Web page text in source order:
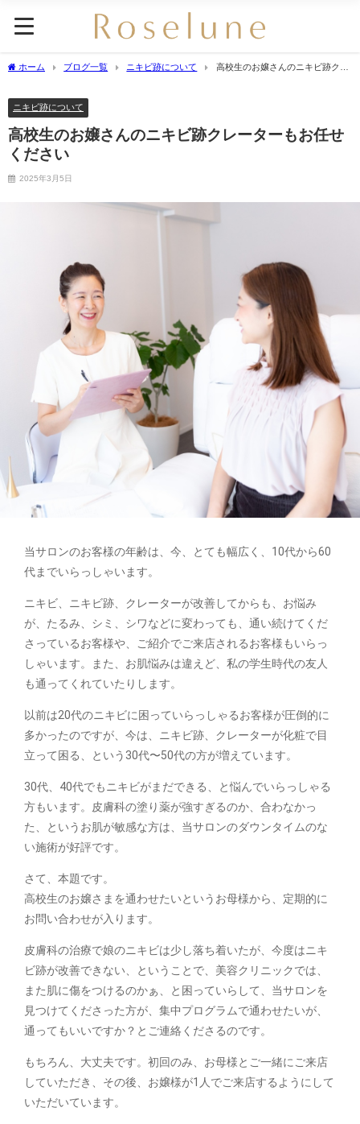
ホーム ブログ一覧 ニキビ跡について
高校生のお嬢さんのニキビ跡クレ
ニキビ跡について
高校生のお嬢さんのニキビ跡クレーターもお任せ
ください
2025年3月5日
当サロンのお客様の年齢は、今、とても幅広く、10代から60
代までいらっしゃいます。
ニキビ、ニキビ跡、クレーターが改善してからも、お悩み
が、たるみ、シミ、シワなどに変わっても、通い続けてくだ
さっているお客様や、ご紹介でご来店されるお客様もいらっ
しゃいます。また、お肌悩みは違えど、私の学生時代の友人
も通ってくれていたりします。
以前は20代のニキビに困っていらっしゃるお客様が圧倒的に
多かったのですが、今は、ニキビ跡、クレーターが化粧で目
立って困る、という30代〜50代の方が増えています。
30代、40代でもニキビがまだできる、と悩んでいらっしゃる
方もいます。皮膚科の塗り薬が強すぎるのか、合わなかっ
た、というお肌が敏感な方は、当サロンのダウンタイムのな
い施術が好評です。
さて、本題です。
高校生のお嬢さまを通わせたいというお母様から、定期的に
お問い合わせが入ります。
皮膚科の治療で娘のニキビは少し落ち着いたが、今度はニキ
ビ跡が改善できない、ということで、美容クリニックでは、
また肌に傷をつけるのかぁ、と困っていらして、当サロンを
見つけてくださった方が、集中プログラムで通わせたいが、
通ってもいいですか？とご連絡くださるのです。
もちろん、大丈夫です。初回のみ、お母様とご一緒にご来店
していただき、その後、お嬢様が1人でご来店するようにして
いただいています。